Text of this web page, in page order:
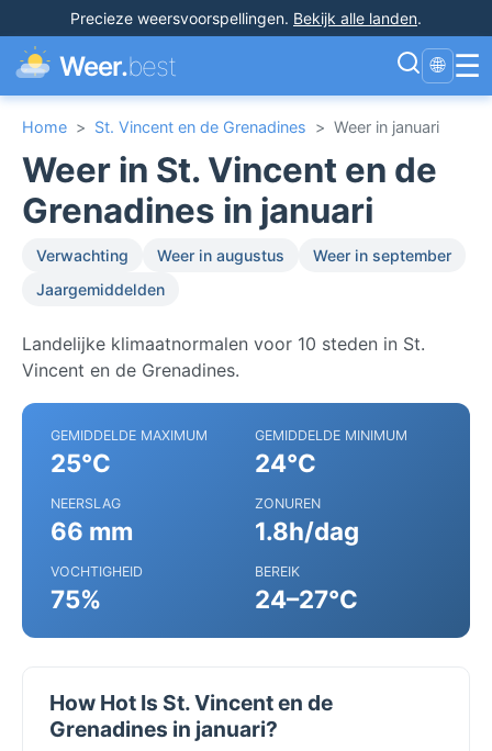
Precieze weersvoorspellingen. Bekijk alle landen.
Weer.best 🌐 ☰
Home > St. Vincent en de Grenadines > Weer in januari
Weer in St. Vincent en de
Grenadines in januari
Verwachting Weer in augustus
Weer in september
Jaargemiddelden
Landelijke klimaatnormalen voor 10 steden in St.
Vincent en de Grenadines.
GEMIDDELDE MAXIMUM
25°C
GEMIDDELDE MINIMUM
24°C
NEERSLAG
66 mm
ZONUREN
1.8h/dag
VOCHTIGHEID
75%
BEREIK
24–27°C
How Hot Is St. Vincent en de
Grenadines in januari?